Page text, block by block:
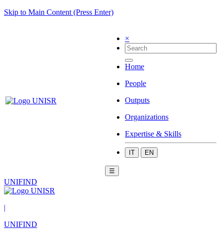
Skip to Main Content (Press Enter)
×
Home
People
Outputs
Organizations
Expertise & Skills
IT EN
☰
UNIFIND
|
UNIFIND